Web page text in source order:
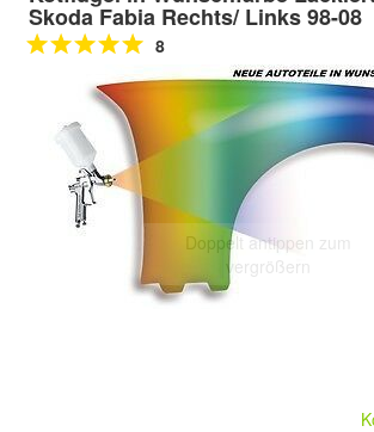
Skoda Fabia Rechts/ Links 98-08
8
Doppelt antippen zum
vergrößern